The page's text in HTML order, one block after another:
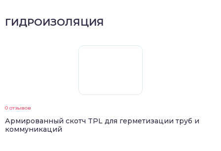
ГИДРОИЗОЛЯЦИЯ
0 отзывов
Армированный скотч TPL для герметизации труб и
коммуникаций